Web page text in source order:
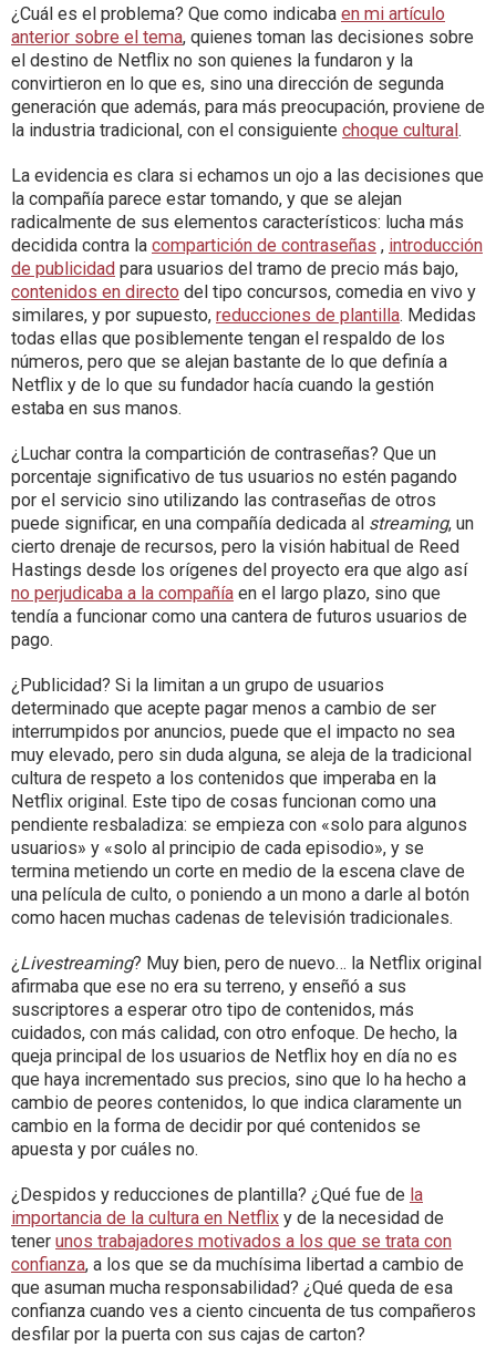
¿Cuál es el problema? Que como indicaba en mi artículo
anterior sobre el tema, quienes toman las decisiones sobre
el destino de Netflix no son quienes la fundaron y la
convirtieron en lo que es, sino una dirección de segunda
generación que además, para más preocupación, proviene de
la industria tradicional, con el consiguiente choque cultural .
La evidencia es clara si echamos un ojo a las decisiones que
la compañía parece estar tomando, y que se alejan
radicalmente de sus elementos característicos: lucha más
decidida contra la compartición de contraseñas , introducción
de publicidad para usuarios del tramo de precio más bajo,
contenidos en directo del tipo concursos, comedia en vivo y
similares, y por supuesto, reducciones de plantilla. Medidas
todas ellas que posiblemente tengan el respaldo de los
números, pero que se alejan bastante de lo que definía a
Netflix y de lo que su fundador hacía cuando la gestión
estaba en sus manos.
¿Luchar contra la compartición de contraseñas? Que un
porcentaje significativo de tus usuarios no estén pagando
por el servicio sino utilizando las contraseñas de otros
puede significar, en una compañía dedicada al streaming, un
cierto drenaje de recursos, pero la visión habitual de Reed
Hastings desde los orígenes del proyecto era que algo así
no perjudicaba a la compañía en el largo plazo, sino que
tendía a funcionar como una cantera de futuros usuarios de
pago.
¿Publicidad? Si la limitan a un grupo de usuarios
determinado que acepte pagar menos a cambio de ser
interrumpidos por anuncios, puede que el impacto no sea
muy elevado, pero sin duda alguna, se aleja de la tradicional
cultura de respeto a los contenidos que imperaba en la
Netflix original. Este tipo de cosas funcionan como una
pendiente resbaladiza: se empieza con «solo para algunos
usuarios» y «solo al principio de cada episodio», y se
termina metiendo un corte en medio de la escena clave de
una película de culto, o poniendo a un mono a darle al botón
como hacen muchas cadenas de televisión tradicionales.
¿ Livestreaming? Muy bien, pero de nuevo… la Netflix original
afirmaba que ese no era su terreno, y enseñó a sus
suscriptores a esperar otro tipo de contenidos, más
cuidados, con más calidad, con otro enfoque. De hecho, la
queja principal de los usuarios de Netflix hoy en día no es
que haya incrementado sus precios, sino que lo ha hecho a
cambio de peores contenidos, lo que indica claramente un
cambio en la forma de decidir por qué contenidos se
apuesta y por cuáles no.
¿Despidos y reducciones de plantilla? ¿Qué fue de la
importancia de la cultura en Netflix y de la necesidad de
tener unos trabajadores motivados a los que se trata con
confianza, a los que se da muchísima libertad a cambio de
que asuman mucha responsabilidad? ¿Qué queda de esa
confianza cuando ves a ciento cincuenta de tus compañeros
desfilar por la puerta con sus cajas de carton?